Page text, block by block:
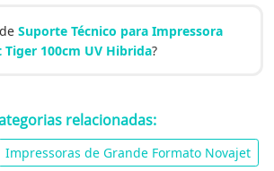
Suporte Técnico para Impressora
Tiger 100cm UV Hibrida?
relacionadas:
Impressoras de Grande Formato Novajet